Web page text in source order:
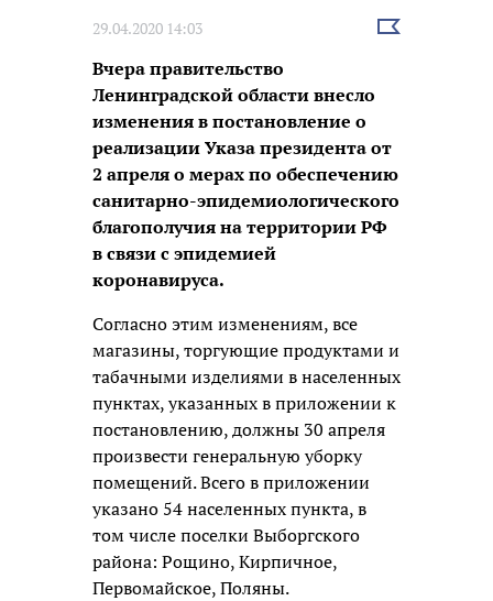
29.04.2020 14:03
Выбрать
Вчера правительство
Ленинградской области внесло
изменения в постановление о
реализации Указа президента от
2 апреля о мерах по обеспечению
санитарно-эпидемиологического
благополучия на территории РФ
в связи с эпидемией
коронавируса.
Согласно этим изменениям, все
магазины, торгующие продуктами и
табачными изделиями в населенных
пунктах, указанных в приложении к
постановлению, должны 30 апреля
произвести генеральную уборку
помещений. Всего в приложении
указано 54 населенных пункта, в
том числе поселки Выборгского
района: Рощино, Кирпичное,
Первомайское, Поляны.